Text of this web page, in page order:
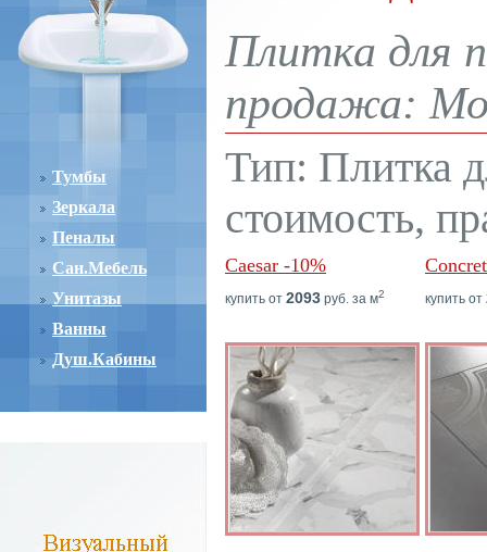
Тумбы
Зеркала
Пеналы
Сан.Мебель
Унитазы
Ванны
Душ.Кабины
Плитка для
продажа:
Тип: Плитка
стоимость,
Caesar -10%
купить от 2093 руб. за м2 купить от